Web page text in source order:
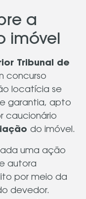
a
imóvel
Tribunal de
concurso
locatícia se
garantia, apto
caucionário
do imóvel.
uma ação
autora
por meio da
devedor.